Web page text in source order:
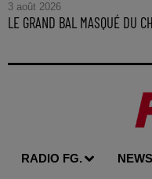
3 août 2026
LE GRAND BAL MASQUÉ DU
RADIO FG. NEWS